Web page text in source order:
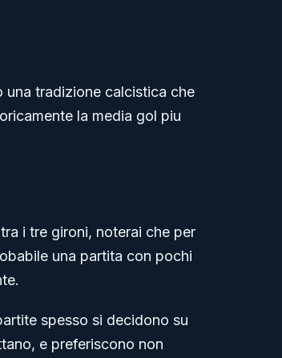
una tradizione calcistica che
la media gol piu
i tre gironi, noterai che per
una partita con pochi
spesso si decidono su
e preferiscono non